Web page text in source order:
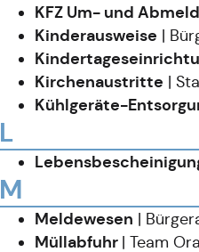
KFZ Um- und
Kinderausweise |
Kirchenaustritte |
Kühlgeräte-
L
M
Meldewesen |
Müllabfuhr | Team